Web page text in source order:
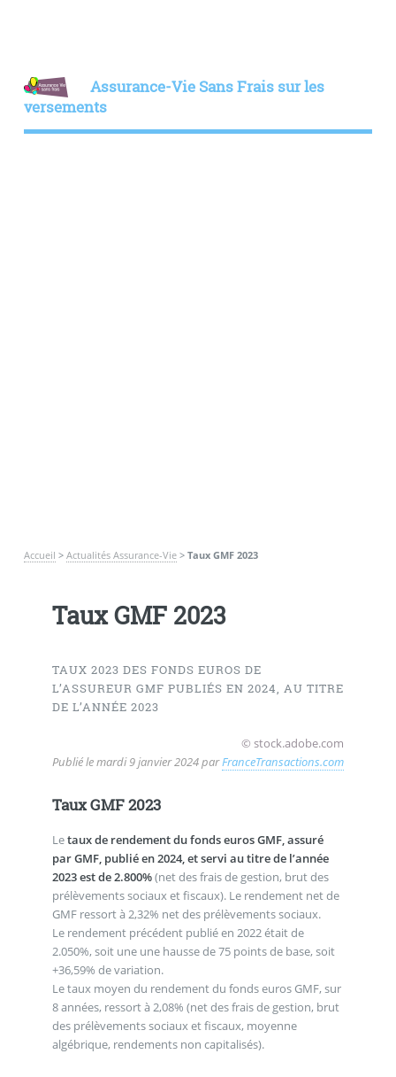
Assurance-Vie Sans Frais sur les
versements
Accueil > Actualités Assurance-Vie> Taux GMF 2023
Taux GMF 2023
TAUX 2023 DES FONDS EUROS DE
L’ASSUREUR GMF PUBLIÉS EN 2024, AU TITRE
DE L’ANNÉE 2023
© stock.adobe.com
Publié lemardi 9 janvier 2024parFranceTransactions.com
Taux GMF 2023
Letaux de rendement du fonds euros GMF, assuré
par GMF, publié en 2024, et servi au titre de l’année
2023 est de 2.800%(net des frais de gestion, brut des
prélèvements sociaux et fiscaux). Le rendement net de
GMF ressort à 2,32% net des prélèvements sociaux.
Le rendement précédent publié en 2022 était de
2.050%, soit une une hausse de 75 points de base, soit
+36,59% de variation.
Le taux moyen du rendement du fonds euros GMF, sur
8 années, ressort à 2,08% (net des frais de gestion, brut
des prélèvements sociaux et fiscaux, moyenne
algébrique, rendements non capitalisés).